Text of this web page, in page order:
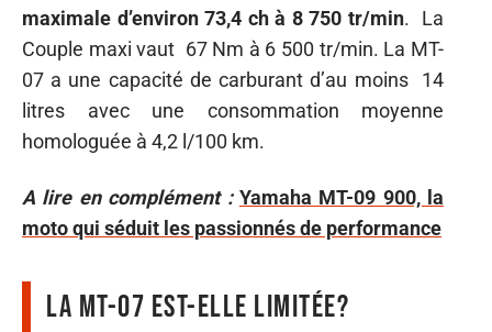
maximale d’environ 73,4 ch à 8 750 tr/min. La
Couple maxi vaut 67 Nm à 6 500 tr/min. La MT-
07 a une capacité de carburant d’au moins 14
litres avec une consommation moyenne
homologuée à 4,2 l/100 km.
A lire en complément : Yamaha MT-09 900, la
moto qui séduit les passionnés de performance
La MT-07 est-elle limitée?